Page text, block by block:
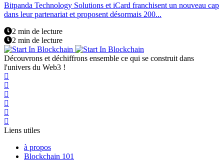
Bitpanda Technology Solutions et iCard franchisent un nouveau cap
dans leur partenariat et proposent désormais 200...
2 min de lecture
2 min de lecture
Découvrons et déchiffrons ensemble ce qui se construit dans
l'univers du Web3 !
Liens utiles
à propos
Blockchain 101